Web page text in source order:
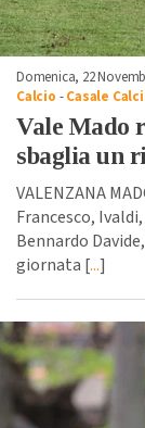
Domenica, 22
Calcio -Casale
Vale Mado
sbaglia un
VALENZANA
Francesco,
Bennardo
giornata [...]